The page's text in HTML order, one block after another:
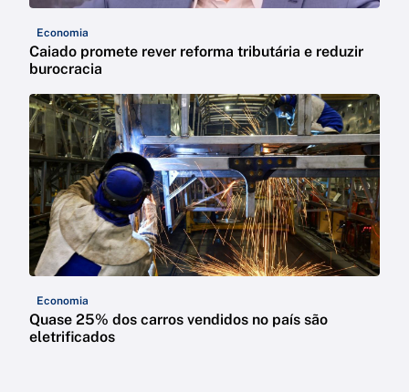
Economia
Caiado promete rever reforma tributária e reduzir
burocracia
Economia
Quase 25% dos carros vendidos no país são
eletrificados